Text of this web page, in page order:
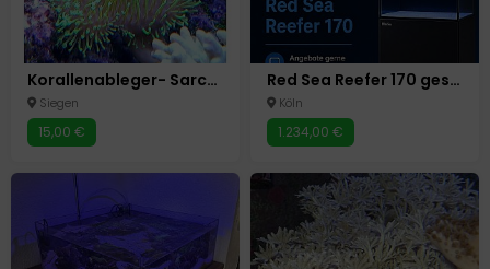
Korallenableger- Sarcophyton madagascariensis
Siegen
15,00 €
Red Sea Reefer 170 gesucht - Meerwasser Aquarium
Köln
1.234,00 €